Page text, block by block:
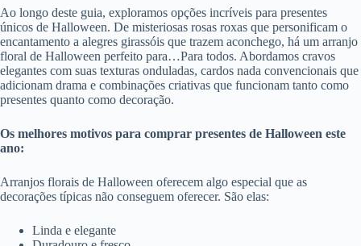
Ao longo deste guia, exploramos opções incríveis para presentes
únicos de Halloween. De misteriosas rosas roxas que personificam o
encantamento a alegres girassóis que trazem aconchego, há um arranjo
floral de Halloween perfeito para…Para todos. Abordamos cravos
elegantes com suas texturas onduladas, cardos nada convencionais que
adicionam drama e combinações criativas que funcionam tanto como
presentes quanto como decoração.
Os melhores motivos para comprar presentes de Halloween este
ano:
Arranjos florais de Halloween oferecem algo especial que as
decorações típicas não conseguem oferecer. São elas:
Linda e elegante